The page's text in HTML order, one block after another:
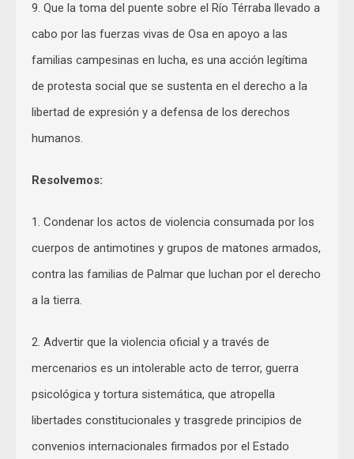
9. Que la toma del puente sobre el Río Térraba llevado a
cabo por las fuerzas vivas de Osa en apoyo a las
familias campesinas en lucha, es una acción legítima
de protesta social que se sustenta en el derecho a la
libertad de expresión y a defensa de los derechos
humanos.
Resolvemos:
1. Condenar los actos de violencia consumada por los
cuerpos de antimotines y grupos de matones armados,
contra las familias de Palmar que luchan por el derecho
a la tierra.
2. Advertir que la violencia oficial y a través de
mercenarios es un intolerable acto de terror, guerra
psicológica y tortura sistemática, que atropella
libertades constitucionales y trasgrede principios de
convenios internacionales firmados por el Estado